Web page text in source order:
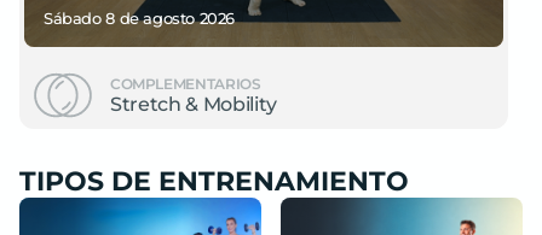
sábado 8deagosto 2026
COMPLEMENTARIOS
Stretch & Mobility
TIPOS DE ENTRENAMIENTO